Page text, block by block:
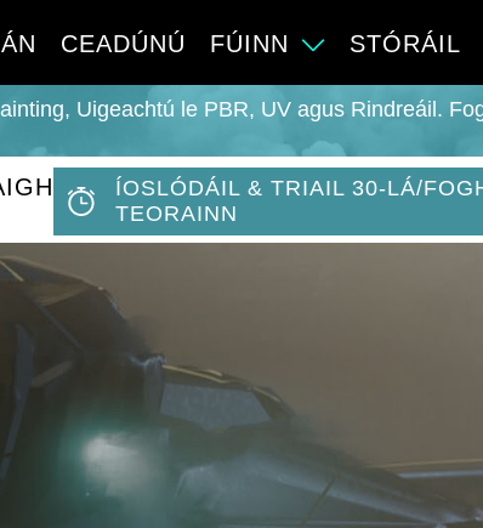
CEADÚNÚ FÚINN STÓRÁIL
Uigeachtú le PBR, UV agus Rindreáil.
ÍOSLÓDÁIL & TRIAIL 30-LÁ/
TEORAINN